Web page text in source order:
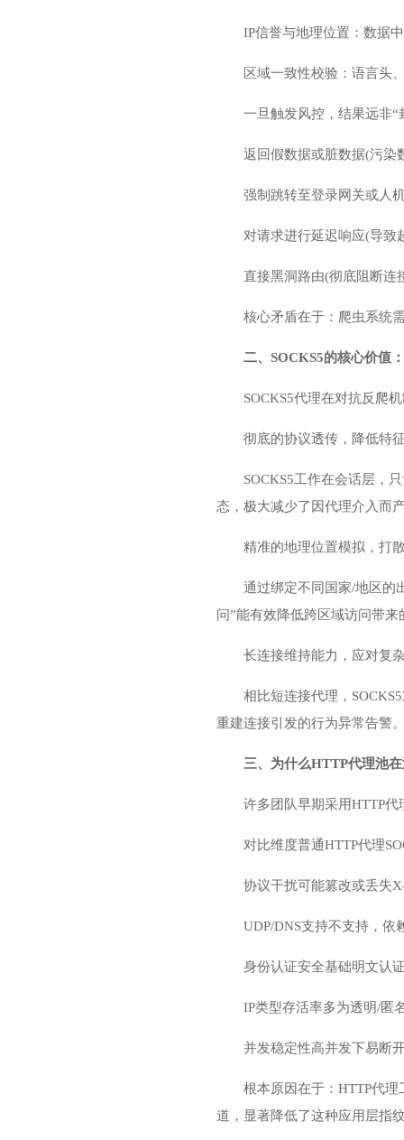
IP信誉与地理位置：数据
区域一致性校验：语言头
一旦触发风控，结果远非“
返回假数据或脏数据(污染
强制跳转至登录网关或人
对请求进行延迟响应(导致
直接黑洞路由(彻底阻断连
核心矛盾在于：爬虫系统
二、SOCKS5的核心价值
SOCKS5代理在对抗反爬
彻底的协议透传，降低特
SOCKS5工作在会话层，
态，极大减少了因代理介入而
精准的地理位置模拟，打
通过绑定不同国家/地区的
问”能有效降低跨区域访问带
长连接维持能力，应对复
相比短连接代理，
重建连接引发的行为异常告警
三、为什么HTTP代理池
许多团队早期采用HTTP
对比维度普通HTTP代理
协议干扰可能篡改或丢失
UDP/DNS支持不支持，依
身份认证安全基础明文认
IP类型存活率多为透明/匿
并发稳定性高并发下易断
根本原因在于：HTTP代
道，显著降低了这种应用层指